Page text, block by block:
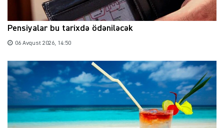
Pensiyalar bu tarixdə ödəniləcək
06 Avqust 2026, 14:50